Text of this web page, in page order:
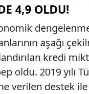
4,9 OLDU!
aşağı
kredi
oldu. 2019 yılı
verilen destek